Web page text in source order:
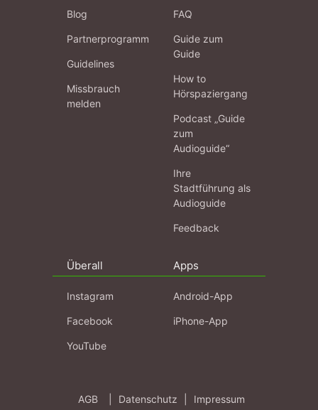
Blog
Partnerprogramm
Guidelines
Missbrauch
melden
FAQ
Guide zum
Guide
How to
Hörspaziergang
Podcast „Guide
zum
Audioguide“
Ihre
Stadtführung als
Audioguide
Feedback
Überall
Instagram
Facebook
YouTube
Apps
Android-App
iPhone-App
AGB Datenschutz Impressum